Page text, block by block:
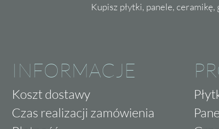
Kupisz płytki, panele,
INFORMACJE
Koszt dostawy
Czas realizacji zamówienia